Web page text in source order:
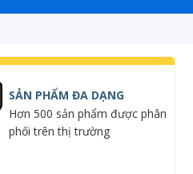
SẢN PHẨM ĐA DẠNG
Hơn 500 sản phẩm được phân
phối trên thị trường